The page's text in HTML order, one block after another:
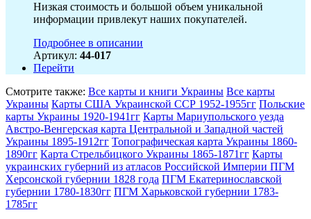
Низкая стоимость и большой объем уникальной
информации привлекут наших покупателей.
Подробнее в описании
Артикул: 44-017
Перейти
Смотрите также: Все карты и книги Украины Все карты
Украины Карты США Украинской ССР 1952-1955гг Польские
карты Украины 1920-1941гг Карты Мариупольского уезда
Австро-Венгерская карта Центральной и Западной частей
Украины 1895-1912гг Топографическая карта Украины 1860-
1890гг Карта Стрельбицкого Украины 1865-1871гг Карты
украинских губерний из атласов Российской Империи ПГМ
Херсонской губернии 1828 года ПГМ Екатеринославской
губернии 1780-1830гг ПГМ Харьковской губернии 1783-
1785гг